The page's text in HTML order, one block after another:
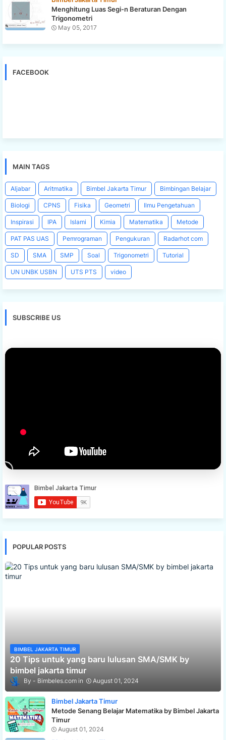
Menghitung Luas Segi-n Beraturan Dengan
Trigonometri
May 05, 2017
FACEBOOK
MAIN TAGS
Aljabar Aritmatika Bimbel Jakarta Timur Bimbingan Belajar
Biologi CPNS Fisika Geometri Ilmu Pengetahuan
Inspirasi IPA Islami Kimia Matematika Metode
PAT PAS UAS Pemrograman Pengukuran Radarhot com
SD SMA SMP Soal Trigonometri Tutorial
UN UNBK USBN UTS PTS video
SUBSCRIBE US
POPULAR POSTS
BIMBEL JAKARTA TIMUR
20 Tips untuk yang baru lulusan SMA/SMK by
bimbel jakarta timur
Bimbeles.com August 01, 2024
Bimbel Jakarta Timur
Metode Senang Belajar Matematika by Bimbel Jakarta
Timur
August 01, 2024